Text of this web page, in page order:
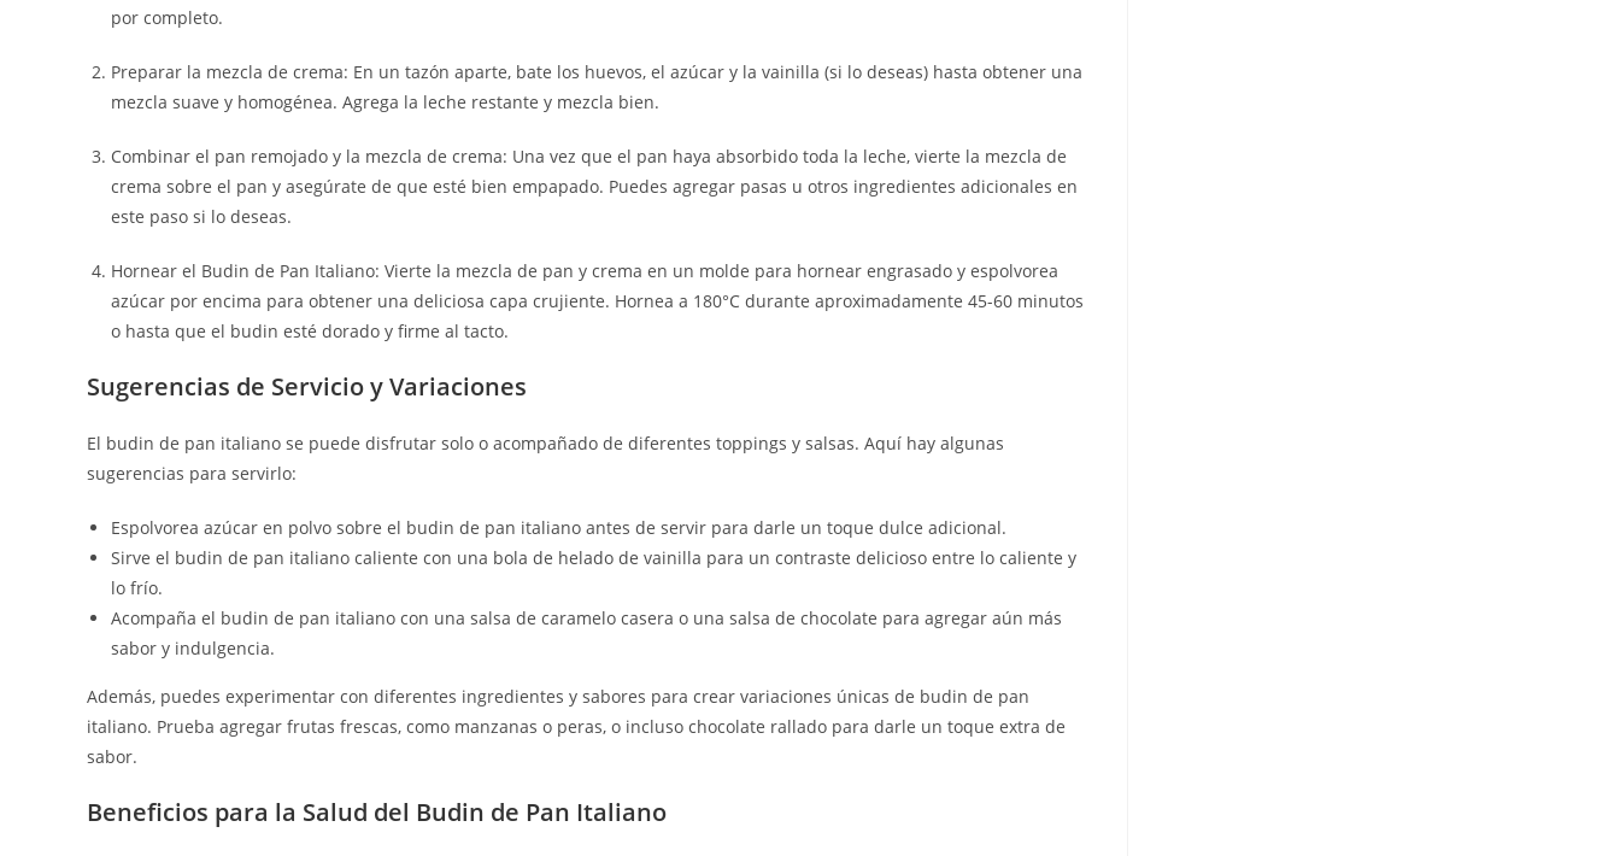
por completo.
Preparar la mezcla de crema: En un tazón aparte, bate los huevos, el azúcar y la vainilla (si lo deseas) hasta obtener una
mezcla suave y homogénea. Agrega la leche restante y mezcla bien.
Combinar el pan remojado y la mezcla de crema: Una vez que el pan haya absorbido toda la leche, vierte la mezcla de
crema sobre el pan y asegúrate de que esté bien empapado. Puedes agregar pasas u otros ingredientes adicionales en
este paso si lo deseas.
Hornear el Budin de Pan Italiano: Vierte la mezcla de pan y crema en un molde para hornear engrasado y espolvorea
azúcar por encima para obtener una deliciosa capa crujiente. Hornea a 180°C durante aproximadamente 45-60 minutos
o hasta que el budin esté dorado y firme al tacto.
Sugerencias de Servicio y Variaciones
El budin de pan italiano se puede disfrutar solo o acompañado de diferentes toppings y salsas. Aquí hay algunas
sugerencias para servirlo:
Espolvorea azúcar en polvo sobre el budin de pan italiano antes de servir para darle un toque dulce adicional.
Sirve el budin de pan italiano caliente con una bola de helado de vainilla para un contraste delicioso entre lo caliente y
lo frío.
Acompaña el budin de pan italiano con una salsa de caramelo casera o una salsa de chocolate para agregar aún más
sabor y indulgencia.
Además, puedes experimentar con diferentes ingredientes y sabores para crear variaciones únicas de budin de pan
italiano. Prueba agregar frutas frescas, como manzanas o peras, o incluso chocolate rallado para darle un toque extra de
sabor.
Beneficios para la Salud del Budin de Pan Italiano